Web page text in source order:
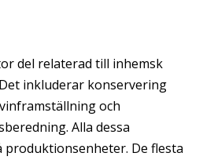
del relaterad till inhemsk
inkluderar konservering
och
Alla dessa
De flesta